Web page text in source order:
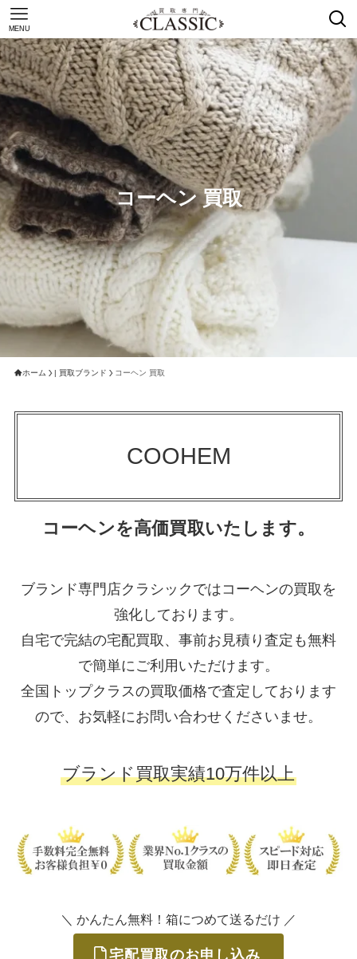
MENU
コーヘン 買取
ホーム | 買取ブランド コーヘン 買取
COOHEM
コーヘンを高価買取いたします。
ブランド専門店クラシックではコーヘンの買取を
強化しております。
自宅で完結の宅配買取、事前お見積り査定も無料
で簡単にご利用いただけます。
全国トップクラスの買取価格で査定しております
ので、お気軽にお問い合わせくださいませ。
ブランド買取実績10万件以上
＼ かんたん無料！箱につめて送るだけ ／
宅配買取のお申し込み